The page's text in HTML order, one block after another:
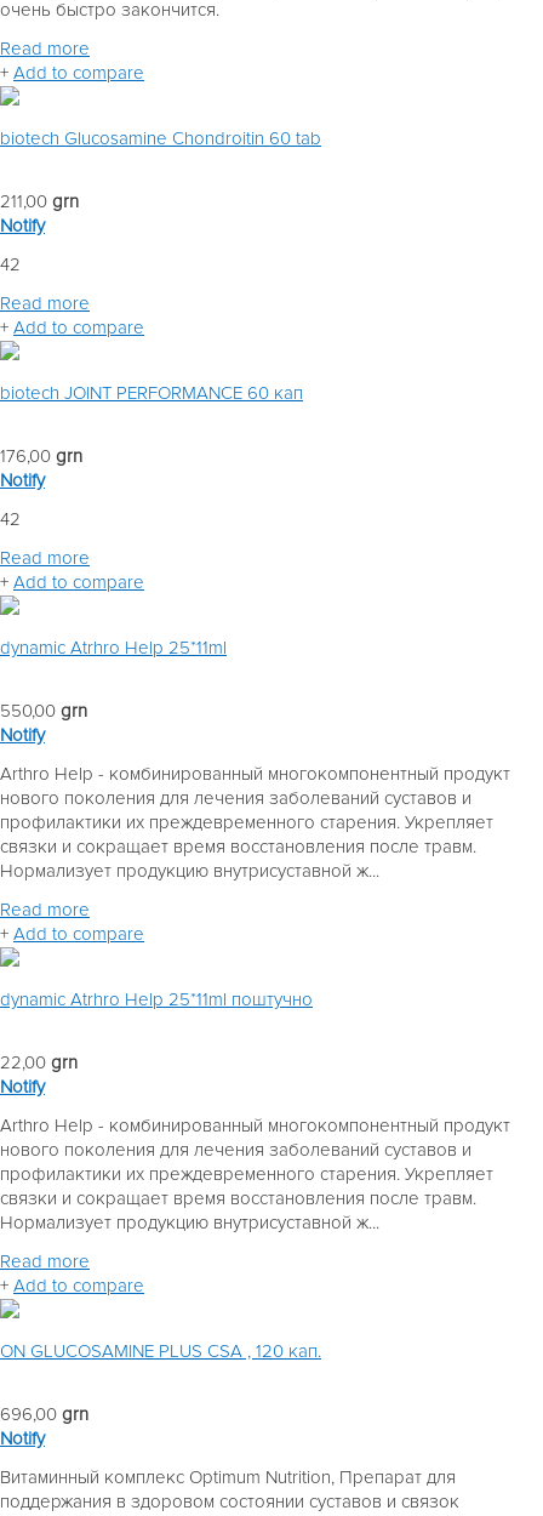
очень быстро закончится.
Read more
+ Add to compare
biotech Glucosamine Chondroitin 60 tab
211,00 grn
Notify
42
Read more
+ Add to compare
biotech JOINT PERFORMANCE 60 кап
176,00 grn
Notify
42
Read more
+ Add to compare
dynamic Atrhro Help 25*11ml
550,00 grn
Notify
Arthro Help - комбинированный многокомпонентный продукт
нового поколения для лечения заболеваний суставов и
профилактики их преждевременного старения. Укрепляет
связки и сокращает время восстановления после травм.
Нормализует продукцию внутрисуставной ж...
Read more
+ Add to compare
dynamic Atrhro Help 25*11ml поштучно
22,00 grn
Notify
Arthro Help - комбинированный многокомпонентный продукт
нового поколения для лечения заболеваний суставов и
профилактики их преждевременного старения. Укрепляет
связки и сокращает время восстановления после травм.
Нормализует продукцию внутрисуставной ж...
Read more
+ Add to compare
ON GLUCOSAMINE PLUS CSA , 120 кап.
696,00 grn
Notify
Витаминный комплекс Optimum Nutrition, Препарат для
поддержания в здоровом состоянии суставов и связок